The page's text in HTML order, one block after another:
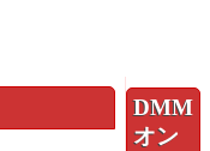
DMM
オン